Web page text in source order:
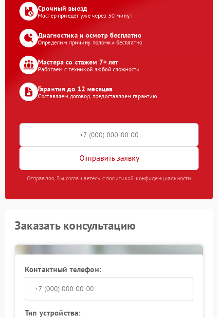
Срочный выезд
Мастер приедет уже через 30 минут
Диагностика и осмотр бесплатно
Определим причину поломки бесплатно
Мастера со стажем 7+ лет
Работаем с техникой любой сложности
Гарантия до 12 месяцев
Составляем договор, предоставляем гарантию
Отправить заявку
Отправляя, Вы соглашаетесь с политикой конфиденциальности
Заказать консультацию
Контактный телефон:
Тип устройства: